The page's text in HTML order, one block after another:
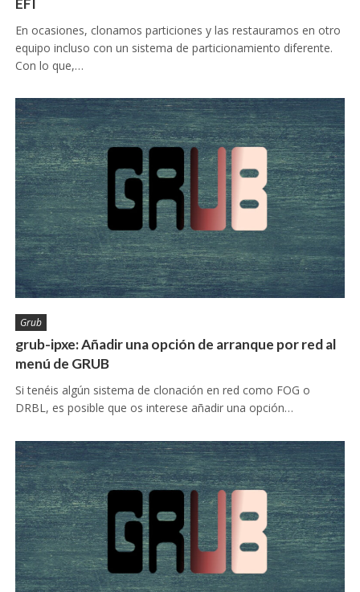
EFI
En ocasiones, clonamos particiones y las restauramos en otro
equipo incluso con un sistema de particionamiento diferente.
Con lo que,…
Grub
grub-ipxe: Añadir una opción de arranque por red al
menú de GRUB
Si tenéis algún sistema de clonación en red como FOG o
DRBL, es posible que os interese añadir una opción…